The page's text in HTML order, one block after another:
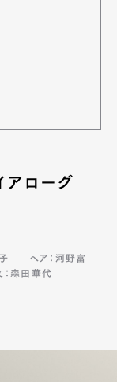
アローグ
ヘア：河野富
森田華代